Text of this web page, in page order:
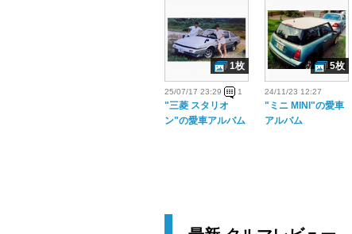
25/07/17 23:29 1
"三菱 スタリオ
ン"の愛車アルバム
1枚
24/11/23 12:27
"ミニ MINI"の愛車
アルバム
5枚